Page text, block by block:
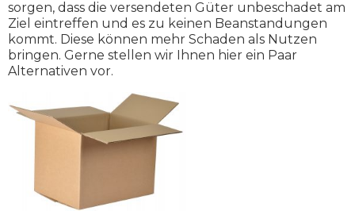
sorgen, dass die versendeten Güter unbeschadet am
Ziel eintreffen und es zu keinen Beanstandungen
kommt. Diese können mehr Schaden als Nutzen
bringen. Gerne stellen wir Ihnen hier ein Paar
Alternativen vor.